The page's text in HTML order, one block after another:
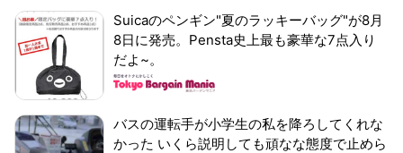
Suicaのペンギン"夏のラッキーバッグ"が8月
8日に発売。Pensta史上最も豪華な7点入り
だよ~。
バスの運転手が小学生の私を降ろしてくれな
かった いくら説明しても頑なな態度で止めら